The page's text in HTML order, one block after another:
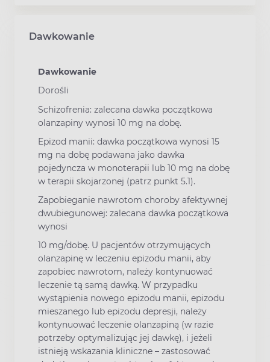
Dawkowanie
Dawkowanie
Dorośli
Schizofrenia: zalecana dawka początkowa
olanzapiny wynosi 10 mg na dobę.
Epizod manii: dawka początkowa wynosi 15
mg na dobę podawana jako dawka
pojedyncza w monoterapii lub 10 mg na dobę
w terapii skojarzonej (patrz punkt 5.1).
Zapobieganie nawrotom choroby afektywnej
dwubiegunowej: zalecana dawka początkowa
wynosi
10 mg/dobę. U pacjentów otrzymujących
olanzapinę w leczeniu epizodu manii, aby
zapobiec nawrotom, należy kontynuować
leczenie tą samą dawką. W przypadku
wystąpienia nowego epizodu manii, epizodu
mieszanego lub epizodu depresji, należy
kontynuować leczenie olanzapiną (w razie
potrzeby optymalizując jej dawkę), i jeżeli
istnieją wskazania kliniczne – zastosować